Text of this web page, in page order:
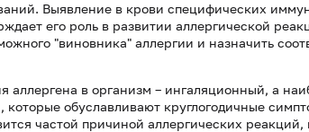
Выявление в крови специфических
его роль в развитии аллергической
"виновника" аллергии и назначить
аллергена в организм – ингаляционный, а
обуславливают круглогодичные
частой причиной аллергических реакций,